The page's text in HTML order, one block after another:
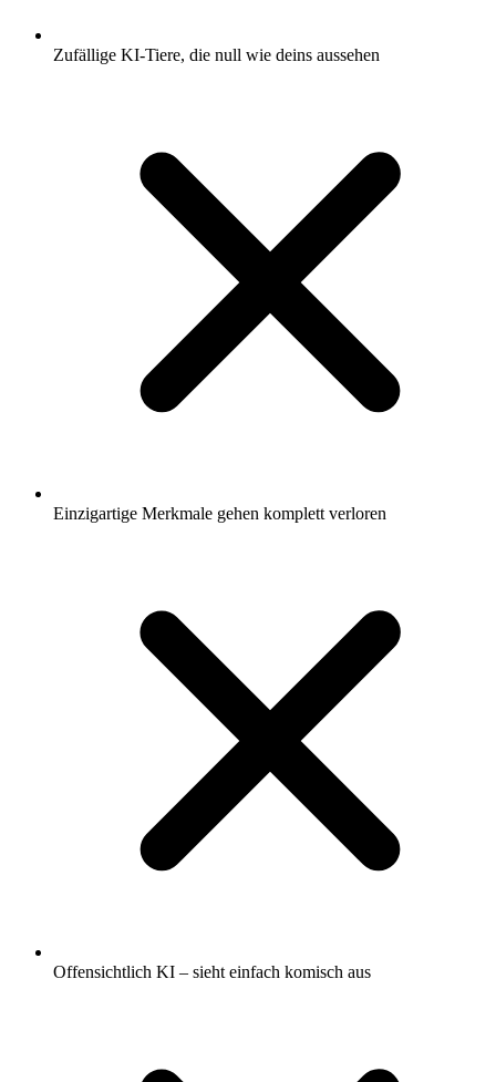
Zufällige KI-Tiere, die null wie deins aussehen
Einzigartige Merkmale gehen komplett verloren
Offensichtlich KI – sieht einfach komisch aus